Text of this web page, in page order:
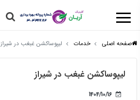
صفحه اصلی خدمات لیپوساکشن غبغب در شیراز
لیپوساکشن غبغب در شیراز
1404/10/16